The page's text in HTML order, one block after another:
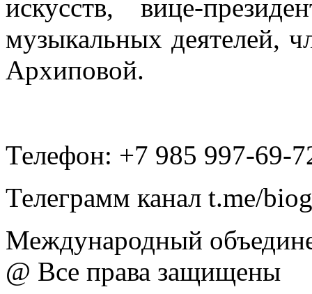
искусств, вице-
музыкальных деятелей,
Архиповой.
Телефон: +7 985 997-69-
Телеграмм канал t.me/
Международный
@ Все права защищены